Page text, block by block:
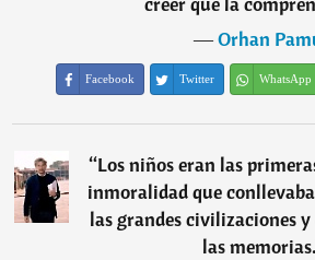
―Orhan
Facebook Twitter WhatsApp
“Los niños eran las
inmoralidad que
las grandes civilizaciones
las memorias.